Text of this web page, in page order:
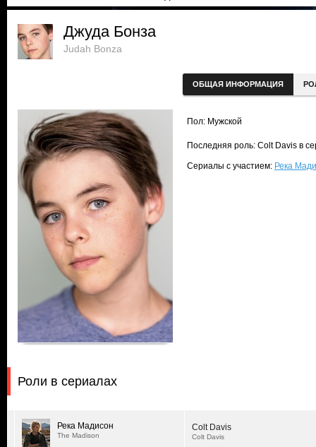
Джуда Бонза
Judah Bonza
ОБЩАЯ ИНФОРМАЦИЯ
Пол: Мужской
Последняя роль: Colt Davis в
Сериалы с участием: Река
Роли в сериалах
Река Мадисон
The Madison
Colt Davis
Colt Davis